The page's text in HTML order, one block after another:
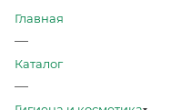
Главная
—
Каталог
—